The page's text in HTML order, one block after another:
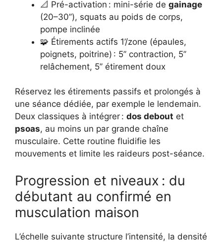
📐 Pré-activation : mini-série de gainage
(20–30’’), squats au poids de corps,
pompe inclinée
🧩 Étirements actifs 1’/zone (épaules,
poignets, poitrine) : 5’’ contraction, 5’’
relâchement, 5’’ étirement doux
Réservez les étirements passifs et prolongés à
une séance dédiée, par exemple le lendemain.
Deux classiques à intégrer : dos debout et
psoas, au moins un par grande chaîne
musculaire. Cette routine fluidifie les
mouvements et limite les raideurs post-séance.
Progression et niveaux : du
débutant au confirmé en
musculation maison
L’échelle suivante structure l’intensité, la densité